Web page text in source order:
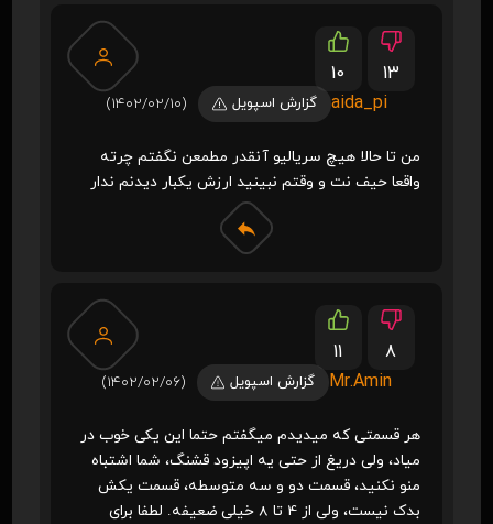
10
13
aida_pi
گزارش اسپویل (1402/02/10)
من تا حالا هیچ سریالیو آنقدر مطمعن نگفتم چرته
واقعا حیف نت و وقتم نبینید ارزش یکبار دیدنم ندار
11
8
Mr.Amin
گزارش اسپویل (1402/02/06)
هر قسمتی که میدیدم میگفتم حتما این یکی خوب در
میاد، ولی دریغ از حتی یه اپیزود قشنگ، شما اشتباه
منو نکنید، قسمت دو و سه متوسطه، قسمت یکش
بدک نیست، ولی از 4 تا 8 خیلی ضعیفه. لطفا برای